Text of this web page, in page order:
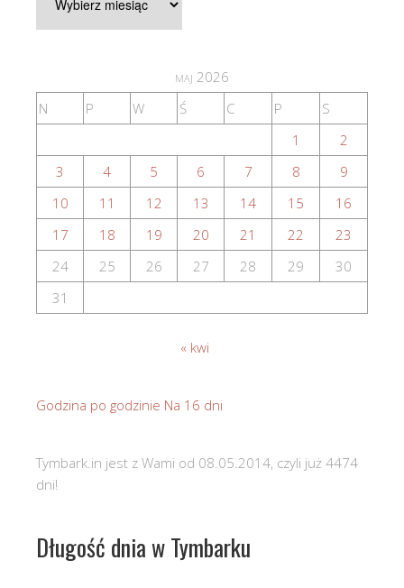
archiwalne
maj 2026
N
P W Ś C P
S
1
2
3
4 5 6 7 8
9
10
11 12 13 14 15
16
17
18 19 20 21 22
23
24
25 26 27 28 29
30
31
« kwi
Godzina po godzinie Na 16 dni
Tymbark.in jest z Wami od 08.05.2014, czyli już 4474
dni!
Długość dnia w Tymbarku